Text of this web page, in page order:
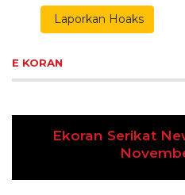
Laporkan Hoaks
E KORAN
Ekoran Serikat